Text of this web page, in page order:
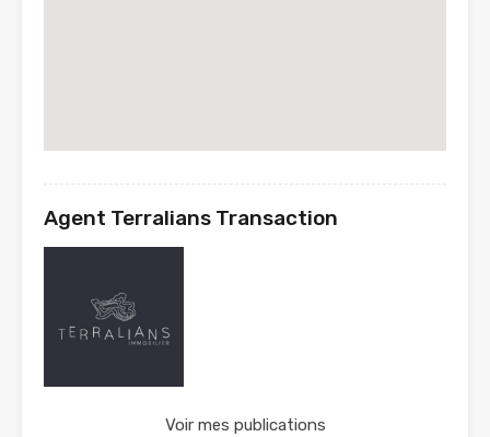
Agent Terralians Transaction
Voir mes publications